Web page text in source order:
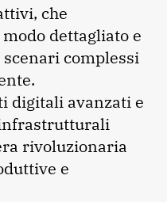
che
dettagliato e
complessi
digitali avanzati e
rivoluzionaria
e